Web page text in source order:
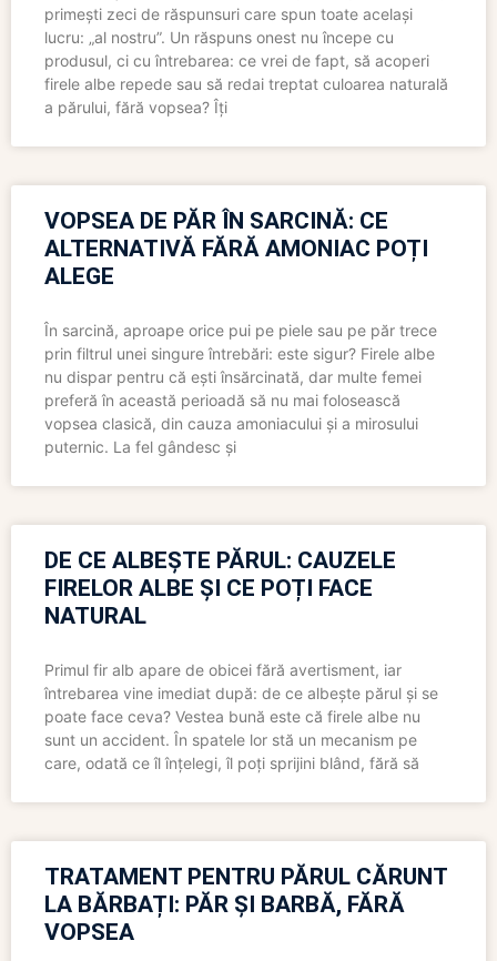
primești zeci de răspunsuri care spun toate același
lucru: „al nostru”. Un răspuns onest nu începe cu
produsul, ci cu întrebarea: ce vrei de fapt, să acoperi
firele albe repede sau să redai treptat culoarea naturală
a părului, fără vopsea? Îți
VOPSEA DE PĂR ÎN SARCINĂ: CE
ALTERNATIVĂ FĂRĂ AMONIAC POȚI
ALEGE
În sarcină, aproape orice pui pe piele sau pe păr trece
prin filtrul unei singure întrebări: este sigur? Firele albe
nu dispar pentru că ești însărcinată, dar multe femei
preferă în această perioadă să nu mai folosească
vopsea clasică, din cauza amoniacului și a mirosului
puternic. La fel gândesc și
DE CE ALBEȘTE PĂRUL: CAUZELE
FIRELOR ALBE ȘI CE POȚI FACE
NATURAL
Primul fir alb apare de obicei fără avertisment, iar
întrebarea vine imediat după: de ce albește părul și se
poate face ceva? Vestea bună este că firele albe nu
sunt un accident. În spatele lor stă un mecanism pe
care, odată ce îl înțelegi, îl poți sprijini blând, fără să
TRATAMENT PENTRU PĂRUL CĂRUNT
LA BĂRBAȚI: PĂR ȘI BARBĂ, FĂRĂ
VOPSEA